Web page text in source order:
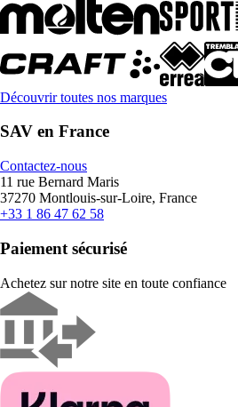
Découvrir toutes nos marques
SAV en France
Contactez-nous
11 rue Bernard Maris
37270 Montlouis-sur-Loire, France
+33 1 86 47 62 58
Paiement sécurisé
Achetez sur notre site en toute confiance